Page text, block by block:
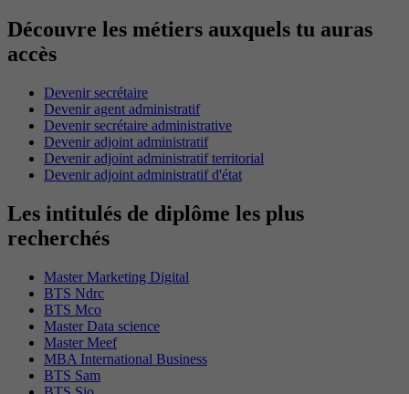
Découvre les métiers auxquels tu auras
accès
Devenir secrétaire
Devenir agent administratif
Devenir secrétaire administrative
Devenir adjoint administratif
Devenir adjoint administratif territorial
Devenir adjoint administratif d'état
Les intitulés de diplôme les plus
recherchés
Master Marketing Digital
BTS Ndrc
BTS Mco
Master Data science
Master Meef
MBA International Business
BTS Sam